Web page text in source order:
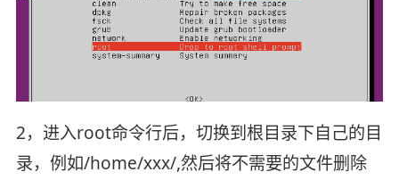
2，进入root命令行后，切换到根目录下自己的目
录，例如/home/xxx/,然后将不需要的文件删除